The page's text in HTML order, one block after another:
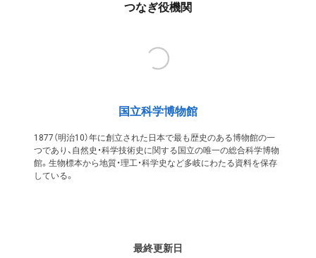
つなぎ役機関
国立科学博物館
1877（明治10）年に創立された日本で最も歴史のある博物館の一
つであり、自然史・科学技術史に関する国立の唯一の総合科学博物
館。生物標本から地質・理工・科学史など多岐にわたる資料を保存
している。
最終更新日